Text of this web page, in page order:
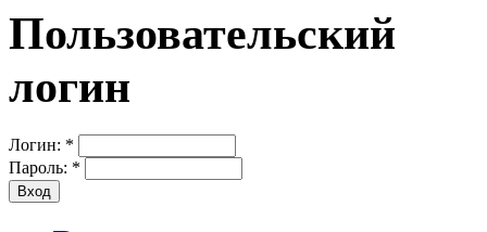
Пользовательский
логин
Логин: *
Пароль: *